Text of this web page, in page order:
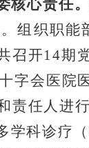
核心责任。
组织职能
召开14期
字会医院
责任人进行
学科诊疗（